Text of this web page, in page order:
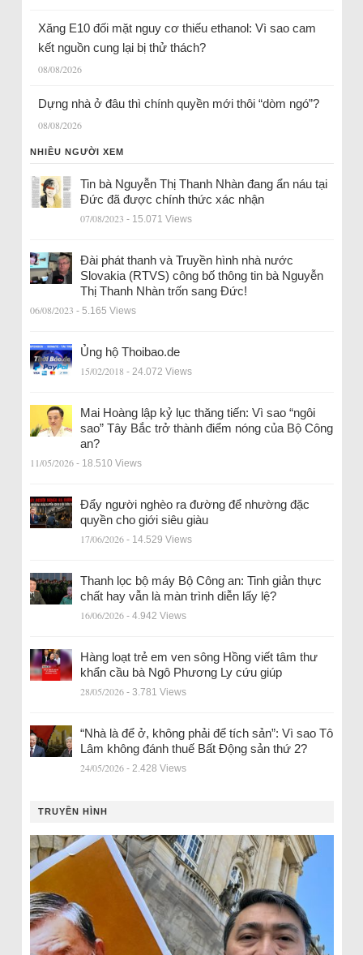
Xăng E10 đối mặt nguy cơ thiếu ethanol: Vì sao cam
kết nguồn cung lại bị thử thách?
08/08/2026
Dựng nhà ở đâu thì chính quyền mới thôi “dòm ngó”?
08/08/2026
NHIỀU NGƯỜI XEM
Tin bà Nguyễn Thị Thanh Nhàn đang ẩn náu tại
Đức đã được chính thức xác nhận
07/08/2023 - 15.071 Views
Đài phát thanh và Truyền hình nhà nước
Slovakia (RTVS) công bố thông tin bà Nguyễn
Thị Thanh Nhàn trốn sang Đức!
06/08/2023 - 5.165 Views
Ủng hộ Thoibao.de
15/02/2018 - 24.072 Views
Mai Hoàng lập kỷ lục thăng tiến: Vì sao “ngôi
sao” Tây Bắc trở thành điểm nóng của Bộ Công
an?
11/05/2026 - 18.510 Views
Đẩy người nghèo ra đường để nhường đặc
quyền cho giới siêu giàu
17/06/2026 - 14.529 Views
Thanh lọc bộ máy Bộ Công an: Tinh giản thực
chất hay vẫn là màn trình diễn lấy lệ?
16/06/2026 - 4.942 Views
Hàng loạt trẻ em ven sông Hồng viết tâm thư
khẩn cầu bà Ngô Phương Ly cứu giúp
28/05/2026 - 3.781 Views
“Nhà là để ở, không phải để tích sản”: Vì sao Tô
Lâm không đánh thuế Bất Động sản thứ 2?
24/05/2026 - 2.428 Views
TRUYỀN HÌNH